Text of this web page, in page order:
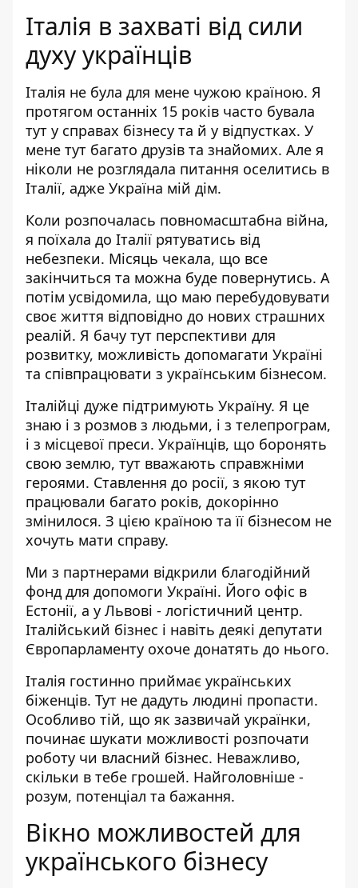
Італія в захваті від сили
духу українців
Італія не була для мене чужою країною. Я
протягом останніх 15 років часто бувала
тут у справах бізнесу та й у відпустках. У
мене тут багато друзів та знайомих. Але я
ніколи не розглядала питання оселитись в
Італії, адже Україна мій дім.
Коли розпочалась повномасштабна війна,
я поїхала до Італії рятуватись від
небезпеки. Місяць чекала, що все
закінчиться та можна буде повернутись. А
потім усвідомила, що маю перебудовувати
своє життя відповідно до нових страшних
реалій. Я бачу тут перспективи для
розвитку, можливість допомагати Україні
та співпрацювати з українським бізнесом.
Італійці дуже підтримують Україну. Я це
знаю і з розмов з людьми, і з телепрограм,
і з місцевої преси. Українців, що боронять
свою землю, тут вважають справжніми
героями. Ставлення до росії, з якою тут
працювали багато років, докорінно
змінилося. З цією країною та її бізнесом не
хочуть мати справу.
Ми з партнерами відкрили благодійний
фонд для допомоги Україні. Його офіс в
Естонії, а у Львові - логістичний центр.
Італійський бізнес і навіть деякі депутати
Європарламенту охоче донатять до нього.
Італія гостинно приймає українських
біженців. Тут не дадуть людині пропасти.
Особливо тій, що як зазвичай українки,
починає шукати можливості розпочати
роботу чи власний бізнес. Неважливо,
скільки в тебе грошей. Найголовніше -
розум, потенціал та бажання.
Вікно можливостей для
українського бізнесу